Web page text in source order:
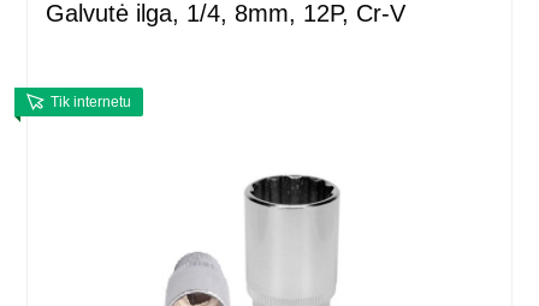
Galvutė ilga, 1/4, 8mm, 12P, Cr-V
Tik internetu